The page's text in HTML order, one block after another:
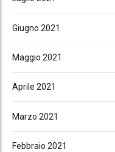
Giugno 2021
Maggio 2021
Aprile 2021
Marzo 2021
Febbraio 2021